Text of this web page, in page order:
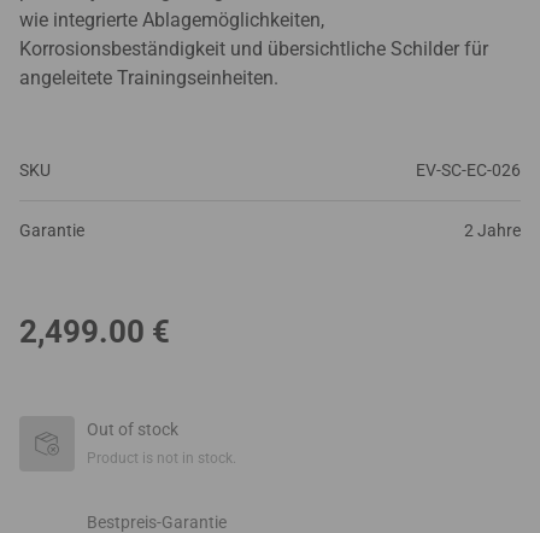
wie integrierte Ablagemöglichkeiten,
Korrosionsbeständigkeit und übersichtliche Schilder für
angeleitete Trainingseinheiten.
SKU EV-SC-EC-026
Garantie 2 Jahre
2,499.00 €
Out of stock
Product is not in stock.
Bestpreis-Garantie